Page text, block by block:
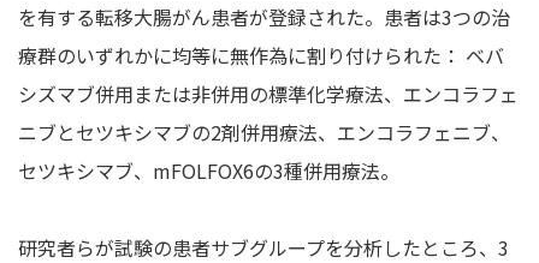
を有する転移大腸がん患者が登録された。患者は3つの治
療群のいずれかに均等に無作為に割り付けられた： ベバ
シズマブ併用または非併用の標準化学療法、エンコラフェ
ニブとセツキシマブの2剤併用療法、エンコラフェニブ、
セツキシマブ、mFOLFOX6の3種併用療法。
研究者らが試験の患者サブグループを分析したところ、3